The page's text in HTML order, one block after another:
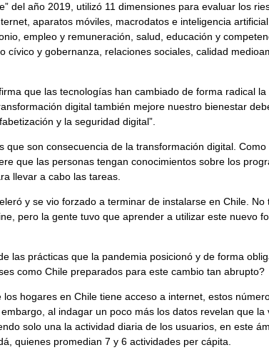
del año 2019, utilizó 11 dimensiones para evaluar los
aparatos móviles, macrodatos e inteligencia
empleo y remuneración, salud, educación y
y gobernanza, relaciones sociales, calidad
que las tecnologías han cambiado de forma radical
digital también mejore nuestro bienestar
y la seguridad digital”.
que son consecuencia de la transformación digital. Como
que las personas tengan conocimientos sobre los
llevar a cabo las tareas.
y se vio forzado a terminar de instalarse en Chile. No
pero la gente tuvo que aprender a utilizar este nuevo
las prácticas que la pandemia posicionó y de forma
como Chile preparados para este cambio tan abrupto?
hogares en Chile tiene acceso a internet, estos
al indagar un poco más los datos revelan que la
solo una la actividad diaria de los usuarios, en este
quienes promedian 7 y 6 actividades per cápita.